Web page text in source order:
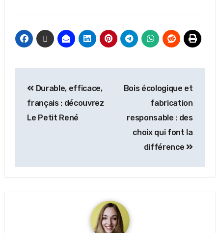
Durable, efficace,
français : découvrez
Le Petit René
Bois écologique et
fabrication
responsable : des
choix qui font la
différence